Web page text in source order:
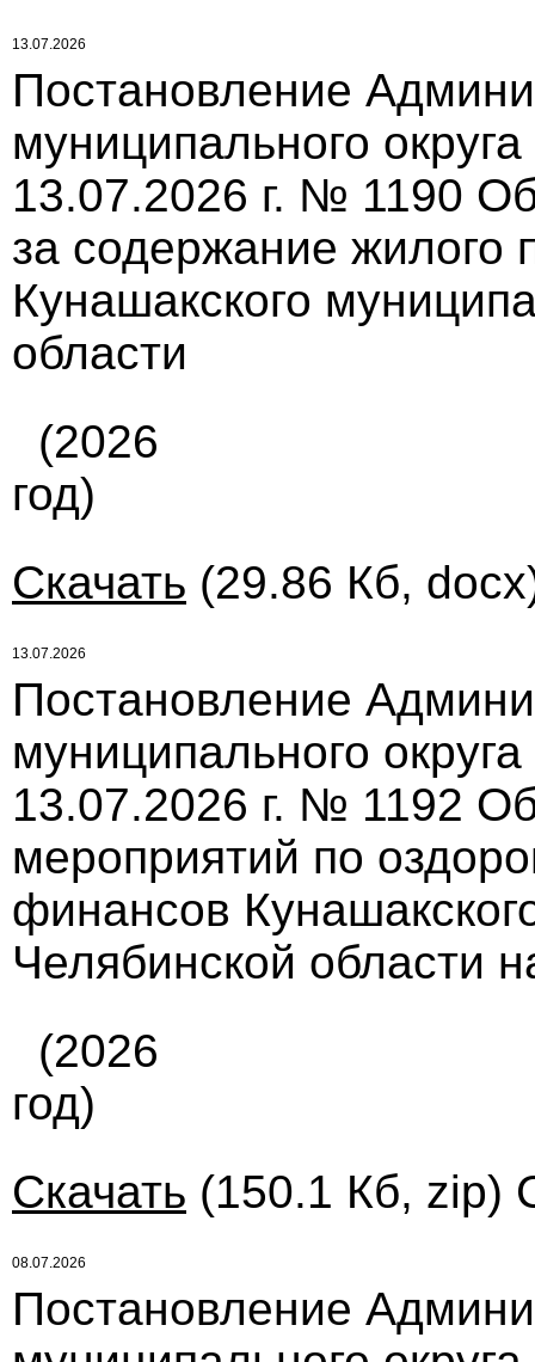
13.07.2026
Постановление
муниципального
13.07.2026 г. № 1190
за содержание жилого
Кунашакского
области
(2026
год)
Скачать (29.86 Кб,
13.07.2026
Постановление
муниципального
13.07.2026 г. № 1192
мероприятий по
финансов
Челябинской области
(2026
год)
Скачать (150.1 Кб, zip)
08.07.2026
Постановление